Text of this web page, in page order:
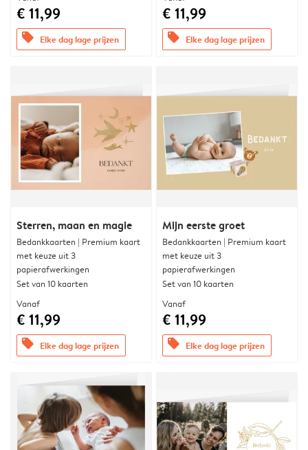
€ 11,99
offers Elke dag lage prijzen
€ 11,99
offers Elke dag lage prijzen
Sterren, maan en magie
Bedankkaarten | Premium kaart
met keuze uit 3
papierafwerkingen
Set van 10 kaarten
Vanaf
€ 11,99
offers Elke dag lage prijzen
Mijn eerste groet
Bedankkaarten | Premium kaart
met keuze uit 3
papierafwerkingen
Set van 10 kaarten
Vanaf
€ 11,99
offers Elke dag lage prijzen